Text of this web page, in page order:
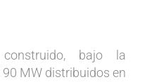
bajo la
90 MW distribuidos en